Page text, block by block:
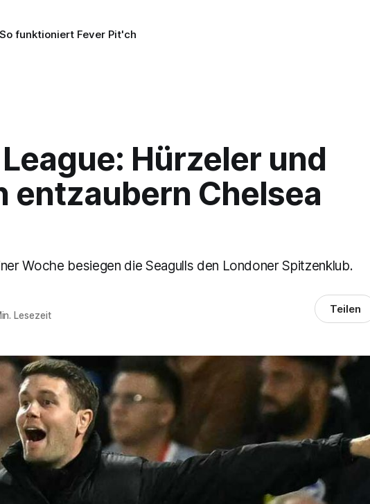
So funktioniert Fever Pit'ch
Hürzeler und
entzaubern Chelsea
Woche besiegen die Seagulls den Londoner Spitzenklub.
Lesezeit Teilen